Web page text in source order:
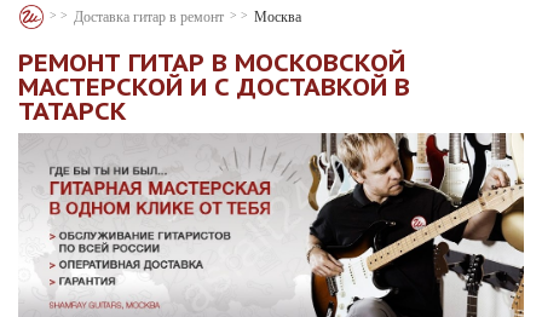
Доставка гитар в ремонт Москва
РЕМОНТ ГИТАР В МОСКОВСКОЙ
МАСТЕРСКОЙ И С ДОСТАВКОЙ В
ТАТАРСК